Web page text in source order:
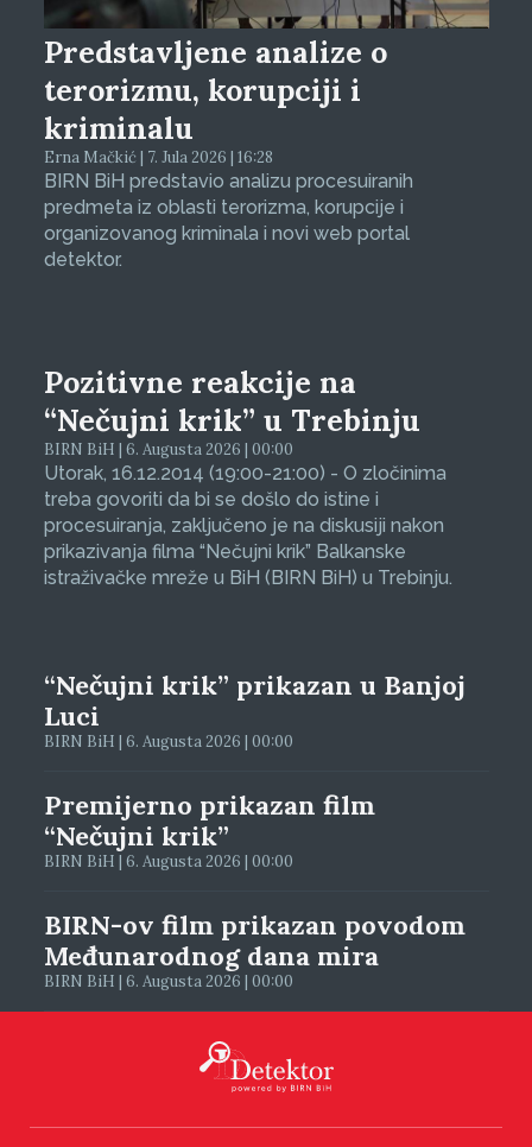
Predstavljene analize o
terorizmu, korupciji i
kriminalu
Erna Mačkić | 7. Jula 2026 | 16:28
BIRN BiH predstavio analizu procesuiranih
predmeta iz oblasti terorizma, korupcije i
organizovanog kriminala i novi web portal
detektor.
Pozitivne reakcije na
“Nečujni krik” u Trebinju
BIRN BiH | 6. Augusta 2026 | 00:00
Utorak, 16.12.2014 (19:00-21:00) - O zločinima
treba govoriti da bi se došlo do istine i
procesuiranja, zaključeno je na diskusiji nakon
prikazivanja filma “Nečujni krik” Balkanske
istraživačke mreže u BiH (BIRN BiH) u Trebinju.
“Nečujni krik” prikazan u Banjoj
Luci
BIRN BiH | 6. Augusta 2026 | 00:00
Premijerno prikazan film
“Nečujni krik”
BIRN BiH | 6. Augusta 2026 | 00:00
BIRN-ov film prikazan povodom
Međunarodnog dana mira
BIRN BiH | 6. Augusta 2026 | 00:00